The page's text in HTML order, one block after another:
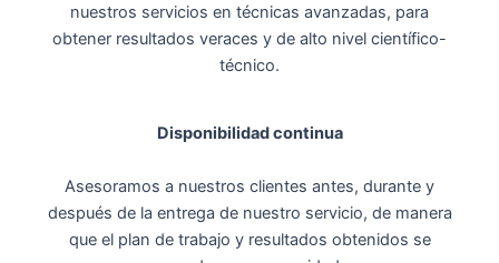
nuestros servicios en técnicas avanzadas, para
obtener resultados veraces y de alto nivel científico-
técnico.
Disponibilidad continua
Asesoramos a nuestros clientes antes, durante y
después de la entrega de nuestro servicio, de manera
que el plan de trabajo y resultados obtenidos se